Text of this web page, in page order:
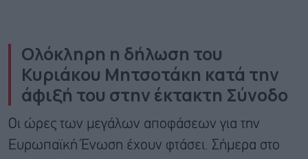
Ολόκληρη η δήλωση του
Κυριάκου Μητσοτάκη κατά την
άφιξή του στην έκτακτη Σύνοδο
Οι ώρες των μεγάλων αποφάσεων για την
Ευρωπαϊκή Ένωση έχουν φτάσει. Σήμερα στο